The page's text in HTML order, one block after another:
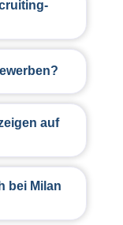
über das
in
nicht
auf
bei Milan